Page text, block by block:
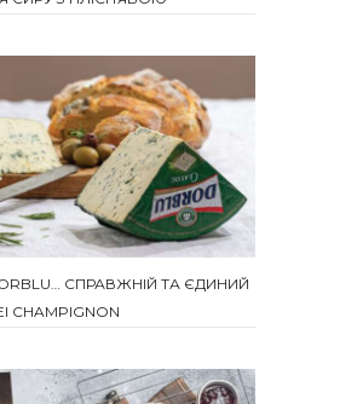
СПРАВЖНІЙ ТА ЄДИНИЙ
CHAMPIGNON